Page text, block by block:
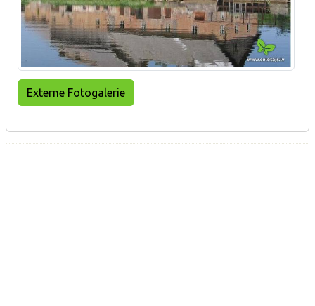
Externe Fotogalerie